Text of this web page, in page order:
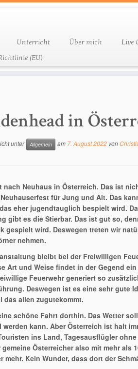
Unterricht Über mich Live
(EU)
in
unter Allgemein am 7. August 2022 von
nach Neuhaus in Österreich. Das ist
für Jung und Alt. Das
eher jugendtauglich bespielt wird.
gibt es die Stierbar. Das ist gut so,
gespielt wird. Deswegen treten wir
nehmen.
bleibt bei der Freiwilligen
Art und Weise findet in der Gegend
Feuerwehr generiert so
Deswegen ist es eine sehr gute
das allen zugutekommt.
schöne Fahrt dorthin. Das Wetter
kann. Aber Österreich ist halt
ins Land, Tagesausflügler
Österreicher also mit mehr
mehr. Kein Wunder, dass dort der